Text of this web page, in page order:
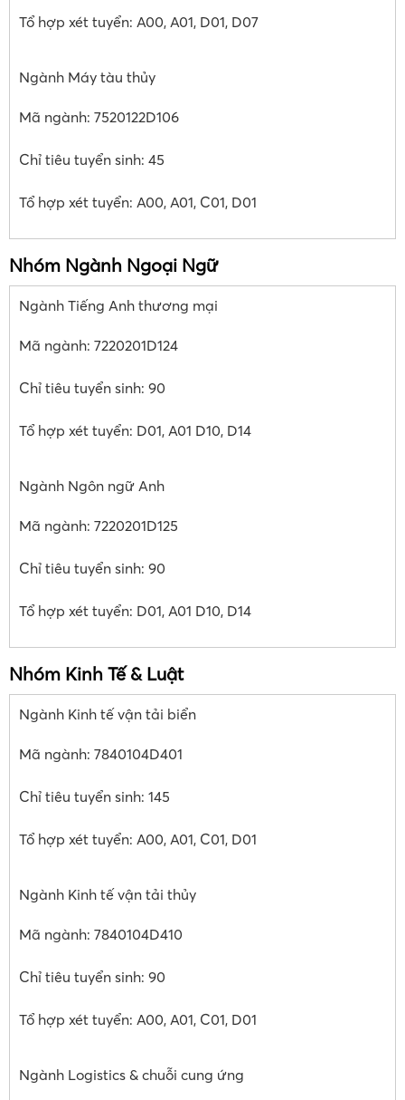
Tổ hợp xét tuyển: A00, A01, D01, D07
Ngành Máy tàu thủy
Mã ngành: 7520122D106
Chỉ tiêu tuyển sinh: 45
Tổ hợp xét tuyển: A00, A01, C01, D01
Nhóm Ngành Ngoại Ngữ
Ngành Tiếng Anh thương mại
Mã ngành: 7220201D124
Chỉ tiêu tuyển sinh: 90
Tổ hợp xét tuyển: D01, A01 D10, D14
Ngành Ngôn ngữ Anh
Mã ngành: 7220201D125
Chỉ tiêu tuyển sinh: 90
Tổ hợp xét tuyển: D01, A01 D10, D14
Nhóm Kinh Tế & Luật
Ngành Kinh tế vận tải biển
Mã ngành: 7840104D401
Chỉ tiêu tuyển sinh: 145
Tổ hợp xét tuyển: A00, A01, C01, D01
Ngành Kinh tế vận tải thủy
Mã ngành: 7840104D410
Chỉ tiêu tuyển sinh: 90
Tổ hợp xét tuyển: A00, A01, C01, D01
Ngành Logistics & chuỗi cung ứng